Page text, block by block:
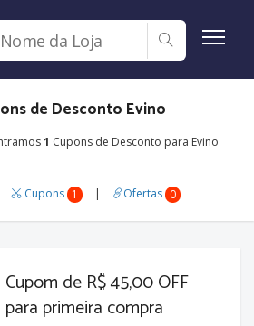
de Desconto Evino
1 Cupons de Desconto para Evino
Cupons 1 | Ofertas 0
Cupom de R$ 45,00 OFF
para primeira compra